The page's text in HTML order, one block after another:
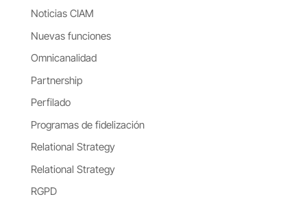
Noticias CIAM
Nuevas funciones
Omnicanalidad
Partnership
Perfilado
Programas de fidelización
Relational Strategy
Relational Strategy
RGPD